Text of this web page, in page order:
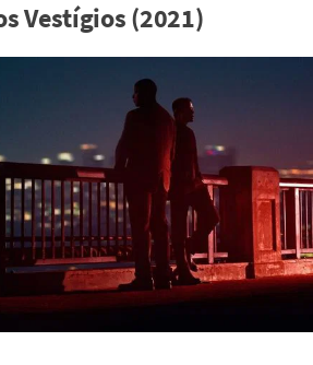
Vestígios (2021)